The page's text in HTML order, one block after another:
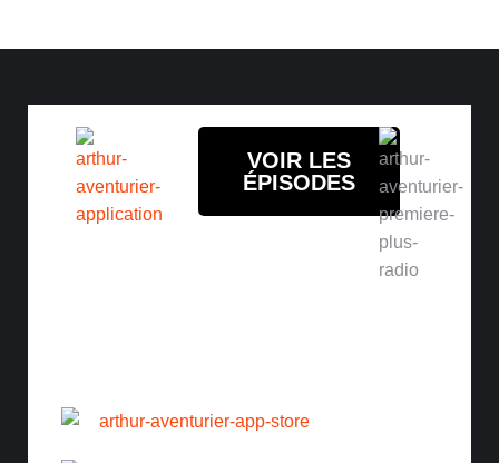
VOIR LES
ÉPISODES